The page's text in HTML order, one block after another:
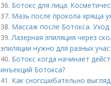
36. Ботокс для лица.
37. Мазь после прокола хряща
38. Массаж после Ботокса.
39.Лазерная эпиляция через
эпиляции нужно для разных
40. Ботокс когда начинает
инъекций Ботокса?
41. Как сногсшибательно